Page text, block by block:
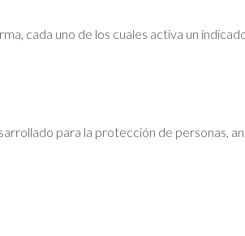
cada uno de los cuales activa un
para la protección de personas,